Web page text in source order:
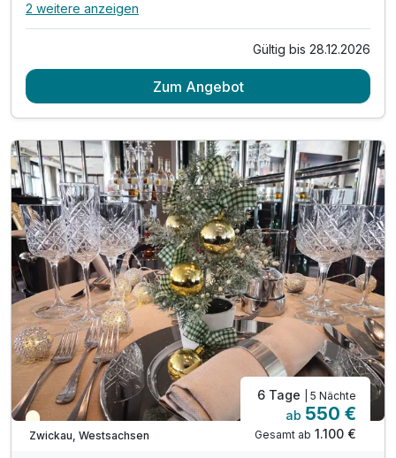
Alle Inklusivleistungen
4 x reichhaltiges Frühstück vom Buffet
inkl. Stadtführung am 25.12.
inkl. Leihbademantel & Slipper
2 weitere anzeigen
Gültig bis 28.12.2026
Zum Angebot
Saisonal verfügbar
Zwickau, Westsachsen
6 Tage | 5 Nächte
ab 550 €
Gesamt ab 1.100 €